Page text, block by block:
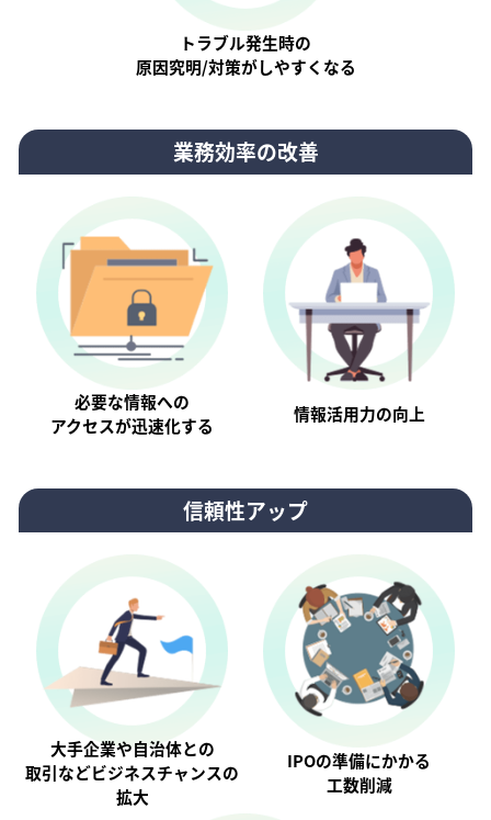
トラブル発生時の
原因究明/対策がしやすくなる
業務効率の改善
必要な情報への
アクセスが迅速化する
情報活⽤⼒の向上
信頼性アップ
大手企業や自治体との
取引などビジネスチャンスの
拡大
IPOの準備にかかる
工数削減